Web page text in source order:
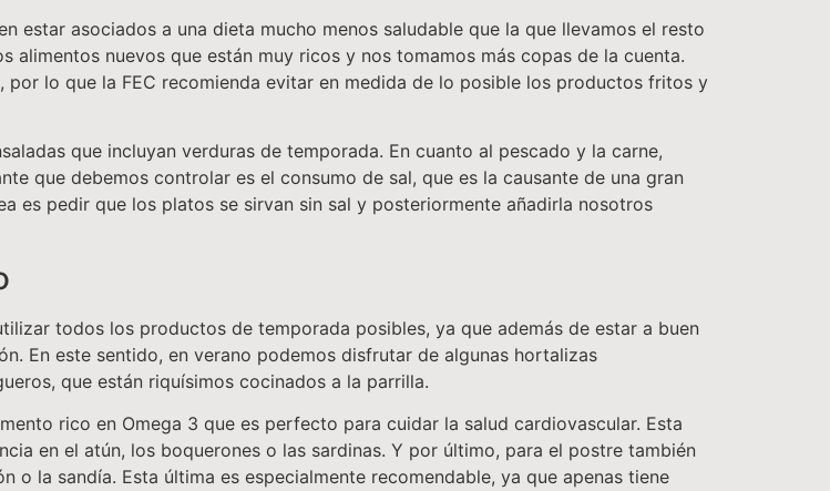
estar asociados a una dieta mucho menos saludable que la que llevamos el resto
alimentos nuevos que están muy ricos y nos tomamos más copas de la cuenta.
lo que la FEC recomienda evitar en medida de lo posible los productos fritos y
que incluyan verduras de temporada. En cuanto al pescado y la carne,
que debemos controlar es el consumo de sal, que es la causante de una gran
es pedir que los platos se sirvan sin sal y posteriormente añadirla nosotros
todos los productos de temporada posibles, ya que además de estar a buen
En este sentido, en verano podemos disfrutar de algunas hortalizas
que están riquísimos cocinados a la parrilla.
rico en Omega 3 que es perfecto para cuidar la salud cardiovascular. Esta
en el atún, los boquerones o las sardinas. Y por último, para el postre también
la sandía. Esta última es especialmente recomendable, ya que apenas tiene